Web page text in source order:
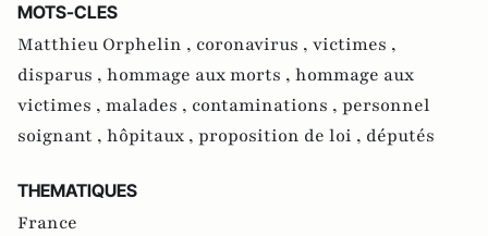
MOTS-CLES
Matthieu Orphelin , coronavirus , victimes ,
disparus , hommage aux morts , hommage aux
victimes , malades , contaminations , personnel
soignant , hôpitaux , proposition de loi , députés
THEMATIQUES
France